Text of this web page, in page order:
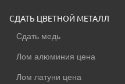
СДАТЬ ЦВЕТНОЙ МЕТАЛЛ
Сдать медь
Лом алюминия цена
Лом латуни цена